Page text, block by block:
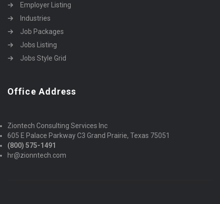
Employer Listing
Industries
Job Packages
Jobs Listing
Jobs Style Grid
Office Address
Ziontech Consulting Services Inc
605 E Palace Parkway C3 Grand Prairie, Texas 75051
(800) 575-1491
hr@zionntech.com